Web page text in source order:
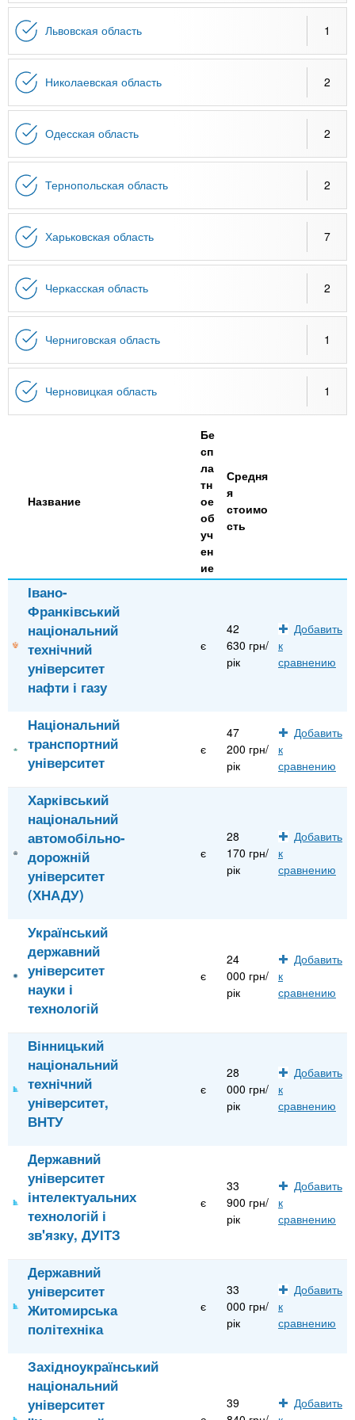
Львовская область 1
Николаевская область 2
Одесская область 2
Тернопольская область 2
Харьковская область 7
Черкасская область 2
Черниговская область 1
Черновицкая область 1
Название
Бе
сп
ла
тн
ое
об
уч
ен
ие
Средня
я
стоимо
сть
Івано-
Франківський
національний
технічний
університет
нафти і газу
є
42
630 грн/
рік
Добавить
к
сравнению
Національний
транспортний
університет
є
47
200 грн/
рік
Добавить
к
сравнению
Харківський
національний
автомобільно-
дорожній
університет
(ХНАДУ)
є
28
170 грн/
рік
Добавить
к
сравнению
Український
державний
університет
науки і
технологій
є
24
000 грн/
рік
Добавить
к
сравнению
Вінницький
національний
технічний
університет,
ВНТУ
є
28
000 грн/
рік
Добавить
к
сравнению
Державний
університет
інтелектуальних
технологій і
зв'язку, ДУІТЗ
є
33
900 грн/
рік
Добавить
к
сравнению
Державний
університет
Житомирська
політехніка
є
33
000 грн/
рік
Добавить
к
сравнению
Західноукраїнський
національний
університет
39
Добавить